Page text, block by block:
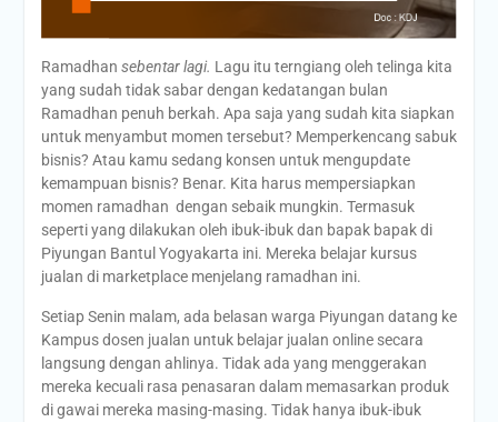
Ramadhan sebentar lagi. Lagu itu terngiang oleh telinga kita
yang sudah tidak sabar dengan kedatangan bulan
Ramadhan penuh berkah. Apa saja yang sudah kita siapkan
untuk menyambut momen tersebut? Memperkencang sabuk
bisnis? Atau kamu sedang konsen untuk mengupdate
kemampuan bisnis? Benar. Kita harus mempersiapkan
momen ramadhan dengan sebaik mungkin. Termasuk
seperti yang dilakukan oleh ibuk-ibuk dan bapak bapak di
Piyungan Bantul Yogyakarta ini. Mereka belajar kursus
jualan di marketplace menjelang ramadhan ini.
Setiap Senin malam, ada belasan warga Piyungan datang ke
Kampus dosen jualan untuk belajar jualan online secara
langsung dengan ahlinya. Tidak ada yang menggerakan
mereka kecuali rasa penasaran dalam memasarkan produk
di gawai mereka masing-masing. Tidak hanya ibuk-ibuk